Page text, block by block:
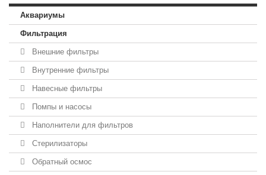
Аквариумы
Фильтрация
Внешние фильтры
Внутренние фильтры
Навесные фильтры
Помпы и насосы
Наполнители для фильтров
Стерилизаторы
Обратный осмос